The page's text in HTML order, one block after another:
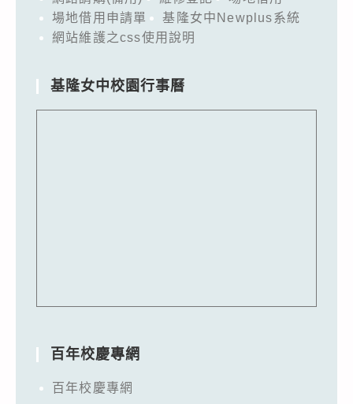
場地借用申請單
基隆女中Newplus系統
網站維護之css使用說明
基隆女中校園行事曆
百年校慶專網
百年校慶專網